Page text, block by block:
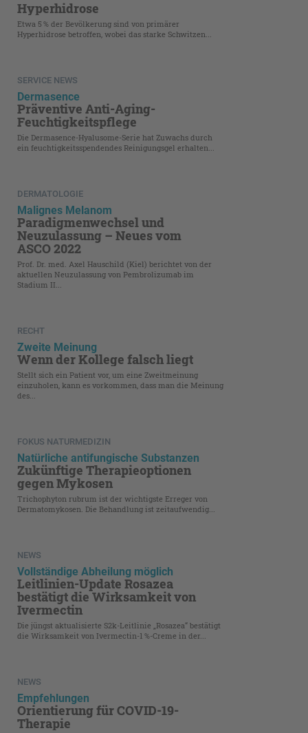
Hyperhidrose
Etwa 5 % der Bevölkerung sind von primärer
Hyperhidrose betroffen, wobei das starke Schwitzen...
SERVICE NEWS
Dermasence
Präventive Anti-Aging-
Feuchtigkeitspflege
Die Dermasence-Hyalusome-Serie hat Zuwachs durch
ein feuchtigkeits­spendendes Reinigungsgel erhalten...
DERMATOLOGIE
Malignes Melanom
Paradigmenwechsel und
Neuzulassung – Neues vom
ASCO 2022
Prof. Dr. med. Axel Hauschild (Kiel) berichtet von der
aktuellen Neuzulassung von Pembrolizumab im
Stadium II...
RECHT
Zweite Meinung
Wenn der Kollege falsch liegt
Stellt sich ein Patient vor, um eine Zweitmeinung
einzuholen, kann es vorkommen, dass man die Meinung
des...
FOKUS NATURMEDIZIN
Natürliche antifungische Substanzen
Zukünftige Therapieoptionen
gegen Mykosen
Trichophyton rubrum ist der wichtigste Erreger von
Dermatomykosen. Die Behandlung ist zeitaufwendig...
NEWS
Vollständige Abheilung möglich
Leitlinien-Update Rosazea
bestätigt die Wirksamkeit von
Ivermectin
Die jüngst aktualisierte S2k-Leitlinie „Rosazea“ bestätigt
die Wirksamkeit von Ivermectin-1 %-Creme in der...
NEWS
Empfehlungen
Orientierung für COVID-19-
Therapie